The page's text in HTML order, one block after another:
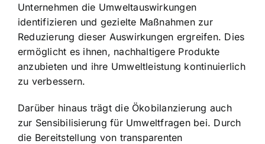
Unternehmen die Umweltauswirkungen
identifizieren und gezielte Maßnahmen zur
Reduzierung dieser Auswirkungen ergreifen. Dies
ermöglicht es ihnen, nachhaltigere Produkte
anzubieten und ihre Umweltleistung kontinuierlich
zu verbessern.
Darüber hinaus trägt die Ökobilanzierung auch
zur Sensibilisierung für Umweltfragen bei. Durch
die Bereitstellung von transparenten